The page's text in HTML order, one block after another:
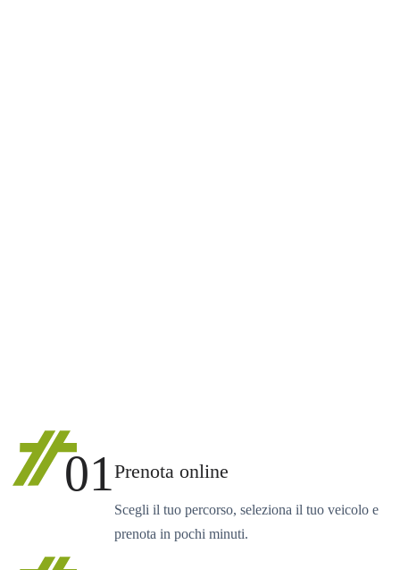
01Prenota online
Scegli il tuo percorso, seleziona il tuo veicolo e
prenota in pochi minuti.